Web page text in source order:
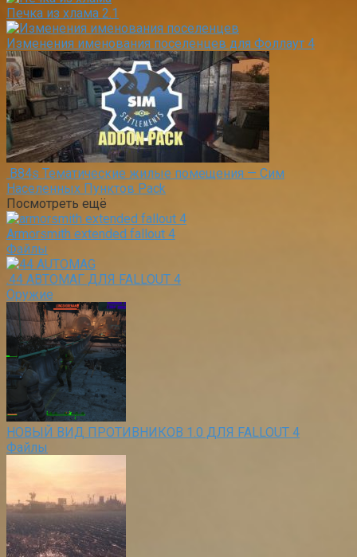
Печка из хлама 2.1
Изменения именования поселенцев для Фоллаут 4
B84s Тематические жилые помещения — Сим
Населенных Пунктов Pack
Посмотреть ещё
Armorsmith extended fallout 4
Файлы
.44 АВТОМАГ ДЛЯ FALLOUT 4
Оружие
НОВЫЙ ВИД ПРОТИВНИКОВ 1.0 ДЛЯ FALLOUT 4
Файлы